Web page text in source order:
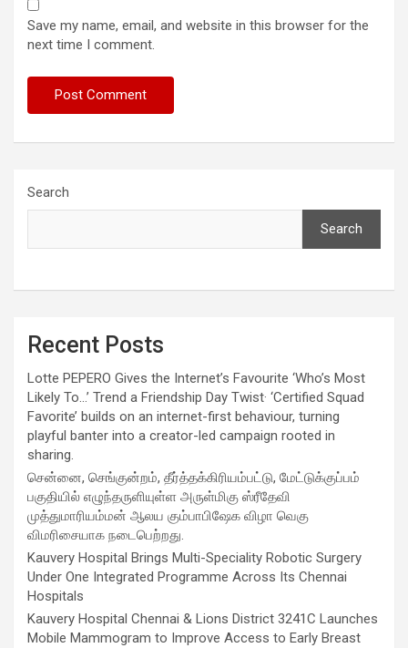
Save my name, email, and website in this browser for the
next time I comment.
Search
Search
Recent Posts
Lotte PEPERO Gives the Internet’s Favourite ‘Who’s Most
Likely To…’ Trend a Friendship Day Twist· ‘Certified Squad
Favorite’ builds on an internet-first behaviour, turning
playful banter into a creator-led campaign rooted in
sharing.
சென்னை, செங்குன்றம், தீர்த்தக்கிரியம்பட்டு, மேட்டுக்குப்பம்
பகுதியில் எழுந்தருளியுள்ள அருள்மிகு ஸ்ரீதேவி
முத்துமாரியம்மன் ஆலய கும்பாபிஷேக விழா வெகு
விமரிசையாக நடைபெற்றது.
Kauvery Hospital Brings Multi-Speciality Robotic Surgery
Under One Integrated Programme Across Its Chennai
Hospitals
Kauvery Hospital Chennai & Lions District 3241C Launches
Mobile Mammogram to Improve Access to Early Breast